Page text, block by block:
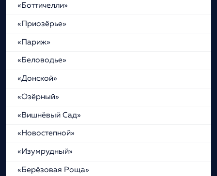
«Боттичелли»
«Приозёрье»
«Париж»
«Беловодье»
«Донской»
«Озёрный»
«Вишнёвый Сад»
«Новостепной»
«Изумрудный»
«Берёзовая Роща»